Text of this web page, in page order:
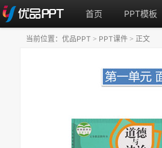
首页 PPT模板
当前位置： 优品PPT > PPT课件 > 正文